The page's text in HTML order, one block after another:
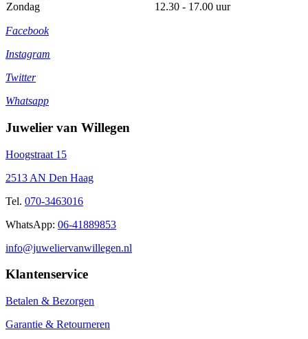
Zondag
12.30 - 17.00 uur
Facebook
Instagram
Twitter
Whatsapp
Juwelier van Willegen
Hoogstraat 15
2513 AN Den Haag
Tel. 070-3463016
WhatsApp: 06-41889853
info@juweliervanwillegen.nl
Klantenservice
Betalen & Bezorgen
Garantie & Retourneren